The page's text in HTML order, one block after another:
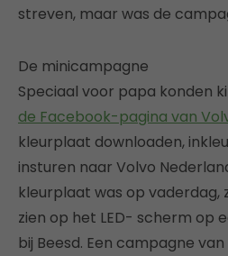
streven, maar was de
De minicampagne
Speciaal voor papa konden
de Facebook-pagina van
kleurplaat downloaden,
insturen naar Volvo
kleurplaat was op vaderdag,
zien op het LED- scherm op
bij Beesd. Een campagne